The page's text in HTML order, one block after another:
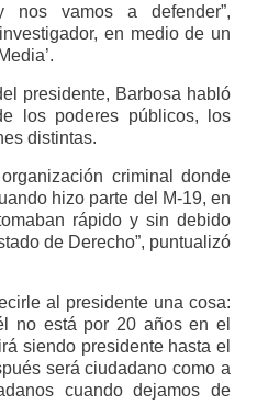
nos vamos a defender”,
en medio de un
presidente, Barbosa habló
los poderes públicos, los
distintas.
criminal donde
hizo parte del M-19, en
rápido y sin debido
de Derecho”, puntualizó
al presidente una cosa:
no está por 20 años en el
siendo presidente hasta el
será ciudadano como a
cuando dejamos de